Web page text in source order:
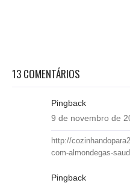
13 COMENTÁRIOS
Pingback
9 de novembro de
http://
com-almondegas-
Pingback